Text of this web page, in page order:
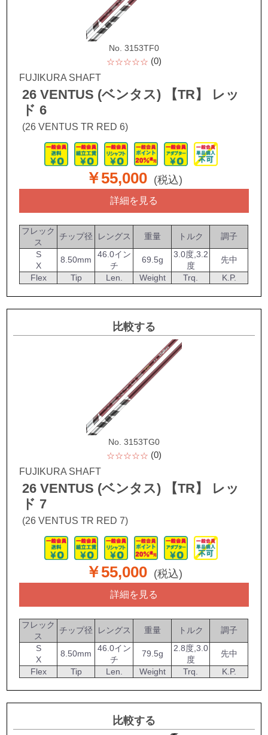
No. 3153TF0
☆☆☆☆☆ (0)
FUJIKURA SHAFT
26 VENTUS (ベンタス) 【TR】 レッ
ド 6
(26 VENTUS TR RED 6)
￥55,000 (税込)
詳細を見る
フレック
ス
チップ径 レングス 重量 トルク
調子
S
X
8.50mm
46.0イン
チ
69.5g
3.0度,3.2
度
先中
Flex
Tip Len. Weight Trq. K.P.
比較する
No. 3153TG0
☆☆☆☆☆ (0)
FUJIKURA SHAFT
26 VENTUS (ベンタス) 【TR】 レッ
ド 7
(26 VENTUS TR RED 7)
￥55,000 (税込)
詳細を見る
フレック
ス
チップ径 レングス 重量 トルク
調子
S
X
8.50mm
46.0イン
チ
79.5g
2.8度,3.0
度
先中
Flex
Tip Len. Weight Trq. K.P.
比較する